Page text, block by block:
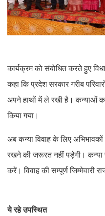
कार्यक्रम को संबोधित करते हुए
कहा कि प्रदेश सरकार गरीब
अपने हाथों में ले रखी है। कन्याओं
किया गया।
अब कन्या विवाह के लिए
रखने की जरूरत नहीं पड़ेगी।
करें। विवाह की सम्पूर्ण जिम्मेवारी
ये रहे उपस्थित